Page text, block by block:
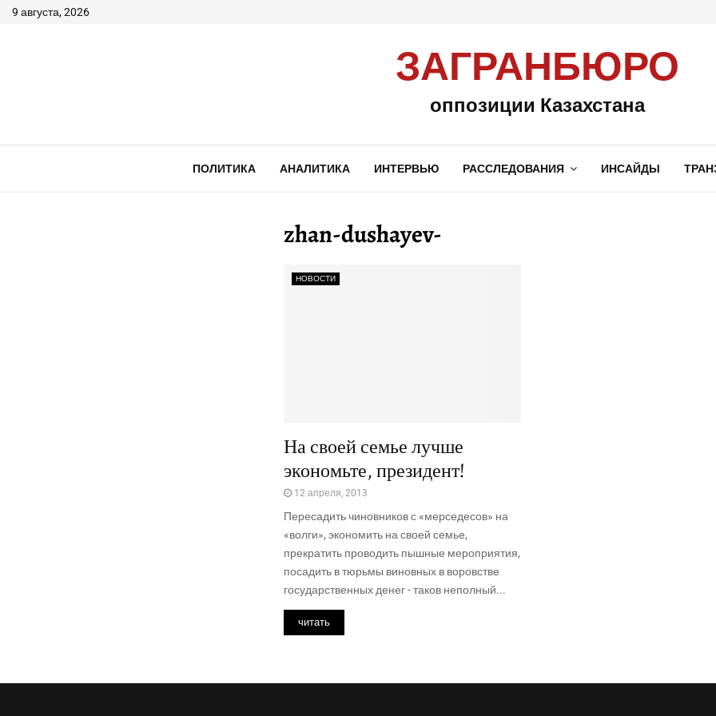
9 августа, 2026
ЗАГРАНБЮРО
оппозиции Казахстана
ПОЛИТИКА АНАЛИТИКА ИНТЕРВЬЮ РАССЛЕДОВАНИЯ ИНСАЙДЫ
zhan-dushayev-
НОВОСТИ
На своей семье лучше
экономьте, президент!
12 апреля, 2013
Пересадить чиновников с «мерседесов» на
«волги», экономить на своей семье,
прекратить проводить пышные мероприятия,
посадить в тюрьмы виновных в воровстве
государственных денег - таков неполный...
читать